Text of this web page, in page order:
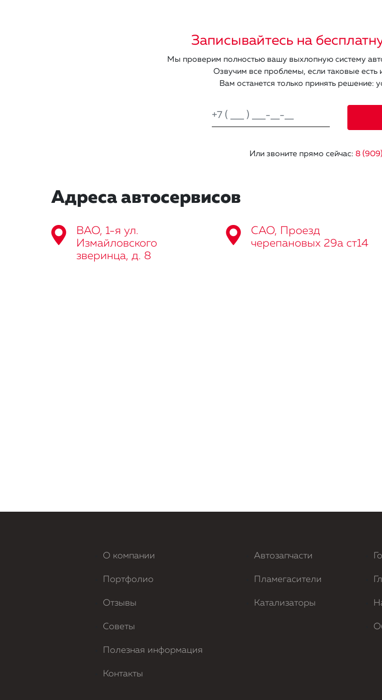
Записывайтесь на
Мы проверим полностью вашу выхлопную систему
Озвучим все проблемы, если таковые есть
Вам останется только принять решение:
Или звоните прямо сейчас: 8 (909)
Адреса автосервисов
ВАО, 1-я ул.
Измайловского
зверинца, д. 8
САО, Проезд
черепановых 29а ст14
О компании
Портфолио
Отзывы
Советы
Полезная информация
Контакты
Автозапчасти
Пламегасители
Катализаторы